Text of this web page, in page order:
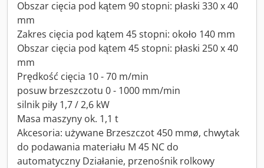
Obszar cięcia pod kątem 90 stopni: płaski 330 x 40
mm
Zakres cięcia pod kątem 45 stopni: około 140 mm
Obszar cięcia pod kątem 45 stopni: płaski 250 x 40
mm
Prędkość cięcia 10 - 70 m/min
posuw brzeszczotu 0 - 1000 mm/min
silnik piły 1,7 / 2,6 kW
Masa maszyny ok. 1,1 t
Akcesoria: używane Brzeszczot 450 mmø, chwytak
do podawania materiału M 45 NC do
automatyczny Działanie, przenośnik rolkowy